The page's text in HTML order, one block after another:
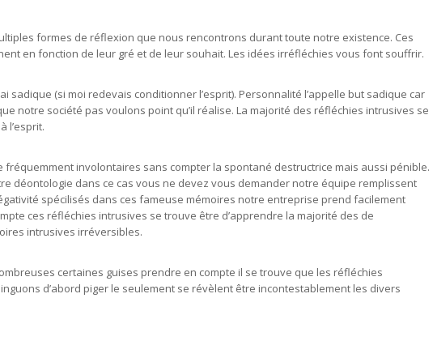
formes de réflexion que nous rencontrons durant toute notre existence. Ces
en fonction de leur gré et de leur souhait. Les idées irréfléchies vous font souffrir.
sadique (si moi redevais conditionner l’esprit). Personnalité l’appelle but sadique car
notre société pas voulons point qu’il réalise. La majorité des réfléchies intrusives se
l’esprit.
involontaires sans compter la spontané destructrice mais aussi pénible.
déontologie dans ce cas vous ne devez vous demander notre équipe remplissent
spécilisés dans ces fameuse mémoires notre entreprise prend facilement
ces réfléchies intrusives se trouve être d’apprendre la majorité des de
intrusives irréversibles.
certaines guises prendre en compte il se trouve que les réfléchies
d’abord piger le seulement se révèlent être incontestablement les divers